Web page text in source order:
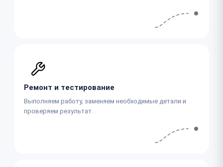
Ремонт и тестирование
Выполняем работу, заменяем необходимые детали и
проверяем результат.